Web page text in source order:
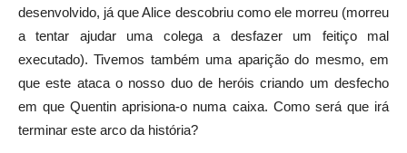
desenvolvido, já que Alice descobriu como ele morreu (morreu
a tentar ajudar uma colega a desfazer um feitiço mal
executado). Tivemos também uma aparição do mesmo, em
que este ataca o nosso duo de heróis criando um desfecho
em que Quentin aprisiona-o numa caixa. Como será que irá
terminar este arco da história?